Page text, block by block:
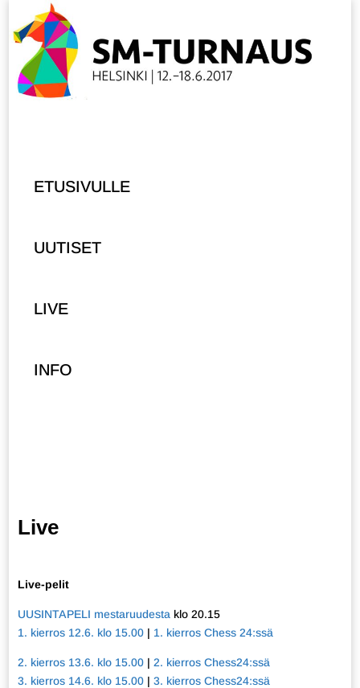
ETUSIVULLE
UUTISET
LIVE
INFO
Live
Live-pelit
UUSINTAPELI mestaruudesta klo 20.15
1. kierros 12.6. klo 15.00| 1. kierros Chess 24:ssä
2. kierros 13.6. klo 15.00| 2. kierros Chess24:ssä
3. kierros 14.6. klo 15.00| 3. kierros Chess24:ssä